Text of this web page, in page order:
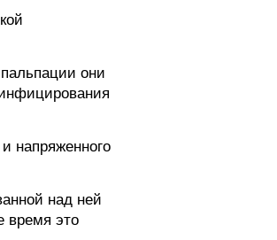
они
напряженного
над ней
время это